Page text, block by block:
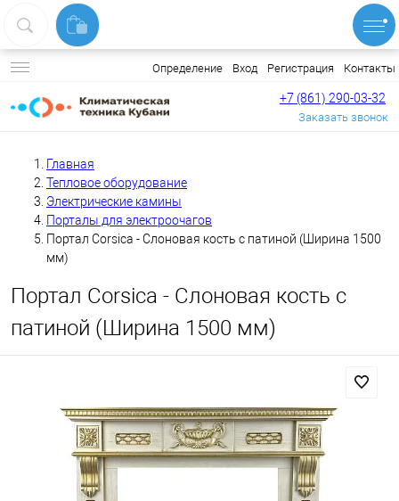
Определение Вход Регистрация Контакты
+7 (861) 290-03-32
Заказать звонок
Главная
Тепловое оборудование
Электрические камины
Порталы для электроочагов
Портал Corsica - Слоновая кость с патиной (Ширина 1500
мм)
Портал Corsica - Слоновая кость с
патиной (Ширина 1500 мм)